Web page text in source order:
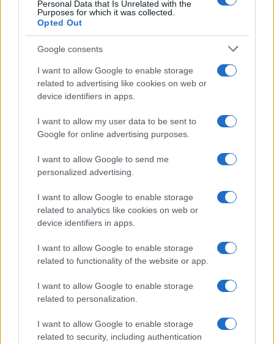
Personal Data that Is Unrelated with the
Purposes for which it was collected.
Opted Out
Google consents
I want to allow Google to enable storage
related to advertising like cookies on web or
device identifiers in apps.
I want to allow my user data to be sent to
Google for online advertising purposes.
I want to allow Google to send me
personalized advertising.
I want to allow Google to enable storage
related to analytics like cookies on web or
device identifiers in apps.
I want to allow Google to enable storage
related to functionality of the website or app.
I want to allow Google to enable storage
related to personalization.
I want to allow Google to enable storage
related to security, including authentication
À lire aussi
Réparations automobiles 2025: le guide malin pour réduire la
facture
Infos Rédaction · 27 Août 2025
AUTOMOBILE